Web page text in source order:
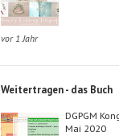
vor 1 Jahr
Weitertragen - das Buch
DGPGM
Mai 2020